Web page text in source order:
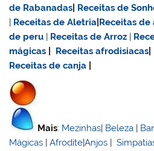
de Rabanadas Receitas de
| Receitas de Aletria Receitas de
de peru | Receitas de Arroz |
mágicas
Receitas afrodisiacas
Receitas de canja
Mais: Mezinhas| Beleza |
Mágicas |Afrodite|Anjos |